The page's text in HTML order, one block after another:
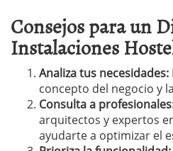
Consejos para un
Instalaciones
Analiza tus necesidades:
concepto del negocio y
Consulta a
arquitectos y expertos
ayudarte a optimizar el